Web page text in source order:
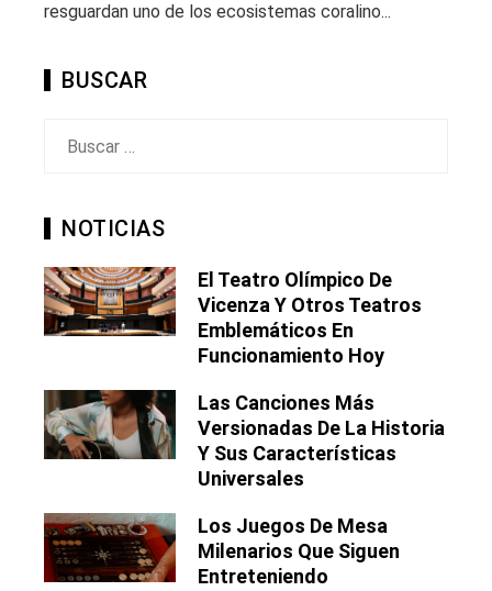
resguardan uno de los ecosistemas coralino...
BUSCAR
NOTICIAS
El Teatro Olímpico De
Vicenza Y Otros Teatros
Emblemáticos En
Funcionamiento Hoy
Las Canciones Más
Versionadas De La Historia
Y Sus Características
Universales
Los Juegos De Mesa
Milenarios Que Siguen
Entreteniendo